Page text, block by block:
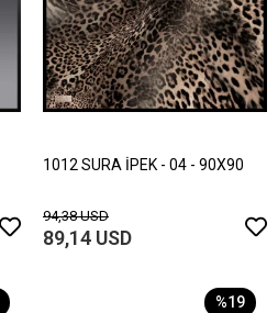
1012 SURA İPEK - 04 - 90X90
94,38 USD
89,14 USD
%19